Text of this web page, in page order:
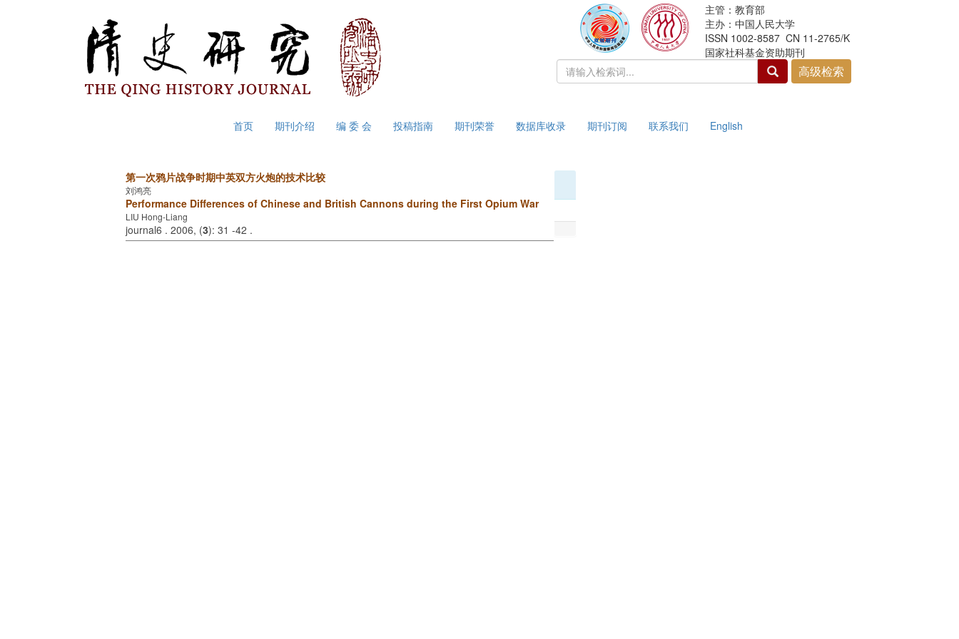
主管：教育部
主办：中国人民大学
ISSN 1002-8587 CN 11-2765/K
国家社科基金资助期刊
首页 期刊介绍 编 委 会 投稿指南 期刊荣誉 数据库收录 期刊订阅 联系我们 English
第一次鸦片战争时期中英双方火炮的技术比较
刘鸿亮
Performance Differences of Chinese and British Cannons during the First Opium War
LIU Hong-Liang
journal6 . 2006, (3): 31 -42 .